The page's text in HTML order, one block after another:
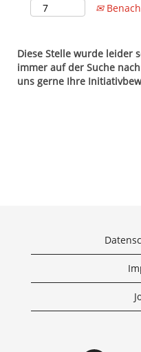
Diese Stelle wurde leider
immer auf der Suche
uns gerne Ihre